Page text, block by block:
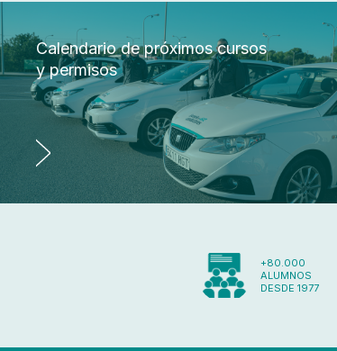
Calendario de próximos cursos
y permisos
+80.000
ALUMNOS
DESDE 1977